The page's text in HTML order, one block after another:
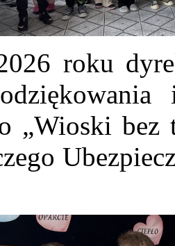
roku
„Wioski bez